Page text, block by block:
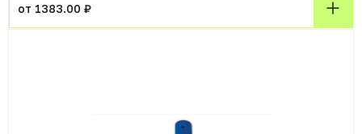
от 1383.00 ₽